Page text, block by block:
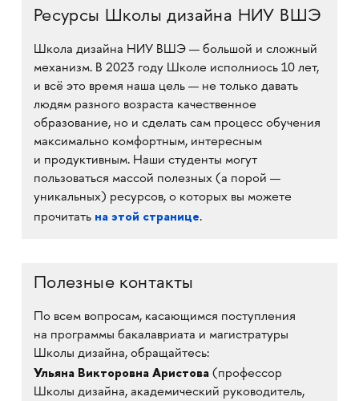
Ресурсы Школы дизайна НИУ ВШЭ
Школа дизайна НИУ ВШЭ — большой и сложный
механизм. В 2023 году Школе исполниось 10 лет,
и всё это время наша цель — не только давать
людям разного возраста качественное
образование, но и сделать сам процесс обучения
максимально комфортным, интересным
и продуктивным. Наши студенты могут
пользоваться массой полезных (а порой —
уникальных) ресурсов, о которых вы можете
прочитать на этой странице.
Полезные контакты
По всем вопросам, касающимся поступления
на программы бакалавриата и магистратуры
Школы дизайна, обращайтесь:
Ульяна ВикторовнаАристова (профессор
Школы дизайна, академический руководитель,